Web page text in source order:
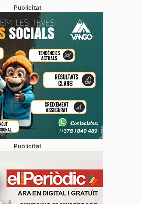
Publicitat
Publicitat